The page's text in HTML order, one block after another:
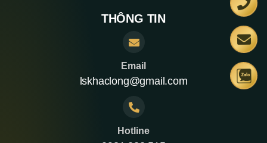
THÔNG TIN
Email
lskhaclong@gmail.com
Hotline